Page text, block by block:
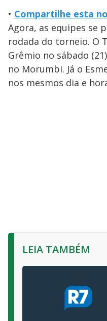
• Compartilhe esta
Agora, as equipes se
rodada do torneio. O
Grêmio no sábado
no Morumbi. Já o
nos mesmos dia e
LEIA TAMBÉM